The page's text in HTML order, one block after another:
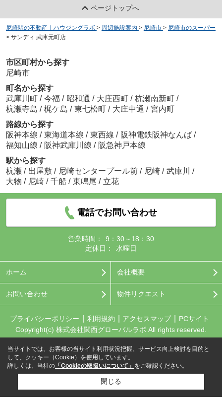
ページトップへ
尼崎駅の不動産｜ハウジングラボ > 周辺施設案内 > 尼崎市 > 尼崎市のスーパー
> サンディ 武庫元町店
市区町村から探す
尼崎市
町名から探す
武庫川町 / 今福 / 昭和通 / 大庄西町 / 杭瀬南新町 /
杭瀬寺島 / 梶ケ島 / 東七松町 / 大庄中通 / 宮内町
路線から探す
阪神本線 / 東海道本線 / 東西線 / 阪神電鉄阪神なんば /
福知山線 / 阪神武庫川線 / 阪急神戸本線
駅から探す
杭瀬 / 出屋敷 / 尼崎センタープール前 / 尼崎 / 武庫川
/
大物 / 尼崎 / 千船 / 東鳴尾 / 立花
電話でお問い合わせ
営業時間：
9：30～18：30
定休日：
水曜日
ホーム 会社概要
お問い合わせ 物件リクエスト
プライバシーポリシー 利用規約 アクセスマップ
PCサイト
Copyright(c) 株式会社関西グローバルラボ All rights reserved.
当サイトでは、お客様の当サイト利用状況把握、サービス向上検討を目的と
して、クッキー（Cookie）を使用しています。
詳しくは、当社の 「Cookieの取扱いについて」 をご確認ください。
閉じる